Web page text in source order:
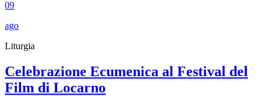
09
ago
Liturgia
Celebrazione Ecumenica al Festival del
Film di Locarno